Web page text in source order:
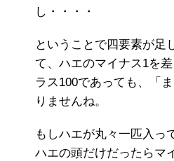
し・・・・
ということで四要素が足
て、ハエのマイナス1を
ラス100であっても、「
りませんね。
もしハエが丸々一匹入っ
ハエの頭だけだったらマ